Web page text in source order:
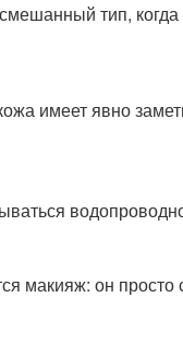
кожи
тип,
имеет явно
макияж: он просто